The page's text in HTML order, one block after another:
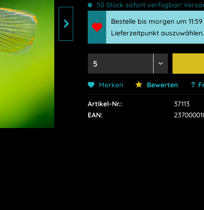
50 Stück sofort verfügbar!
Bestelle bis morgen um
Lieferzeitpunkt auszuwählen.
Merken Bewerten
Artikel-Nr.:
37113
EAN: